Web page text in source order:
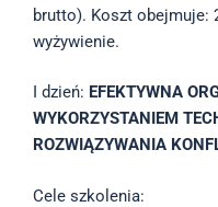
brutto). Koszt obejmuje:
wyżywienie.
I dzień: EFEKTYWNA
WYKORZYSTANIEM
ROZWIĄZYWANIA
Cele szkolenia: